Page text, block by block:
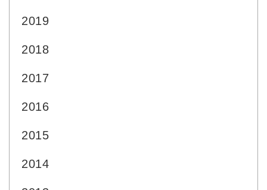
2019
2018
2017
2016
2015
2014